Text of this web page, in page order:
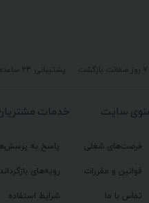
پشتیبانی ۲۴ ساعته ۷ روز ضمانت بازگشت
خدمات
پاسخ به
رویه‌های
شرایط استفاده
سایت
فرصت‌های شغلی
قوانین و مقررات
تماس با ما